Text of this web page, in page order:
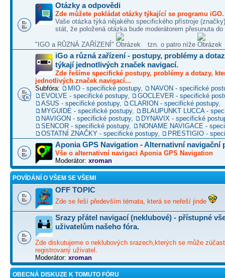
Otázky a odpovědi
Zde můžete pokládat otázky týkající se programu iGO.
Vaše otázka týká nějakého specifického přístroje
stát, že položená otázka bude moderátorem přesunuta do
"IGO a RŮZNÁ ZAŘÍZENÍ" tzn. o patro níže
iGo a různá zařízení - postupy, problémy a
týkají jednotlivých značek navigací.
Zde řešíme specifické postupy, problémy a dotazy,
jednotlivých značek navigací...
Subfóra:
MIO - specifické postupy,
NAVON - specifické
EVOLVE - specifické postupy,
GOCLEVER - specifické
ASUS - specifické postupy, CLARION - specifické postupy,
MYGUIDE - specifické postupy,
BLAUPUNKT LUCCA -
NAVIGON - specifické postupy,
DYNAVIX - specifické
SENCOR - specifické postupy,
NONAME NAVIGACE -
OSTATNÍ ZNAČKY - specifické postupy, PRESTIGIO -
Aponia GPS Navigation - Alternativní navigační
Vše o alternativní navigaci Aponia GPS Navigation
Moderátor: xroman
POVÍDÁNÍ O VŠEM SE VŠEMI
OFF TOPIC
Zde se řeší především témata, která se neřeší jinde
Srazy přátel navigací (neklubové) - přístupné
uživatelům našeho fóra.
Zde diskutujeme o neklubových srazech,kterých se může
registrovaný uživatel.
Moderátor: xroman
OBECNÁ DISKUZE K TOMUTO FÓRU